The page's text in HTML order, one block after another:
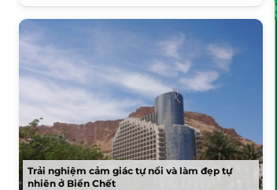
Trải nghiệm cảm giác tự nổi và làm đẹp tự
nhiên ở Biển Chết